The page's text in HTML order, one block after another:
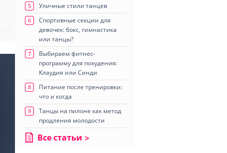
5 Уличные стили танцев
6
Спортивные секции для
девочек: бокс, гимнастика
или танцы?
7
Выбираем фитнес-
программу для похудения:
Клаудия или Синди
8
Питание после тренировки:
что и когда
9
Танцы на пилоне как метод
продления молодости
Все статьи